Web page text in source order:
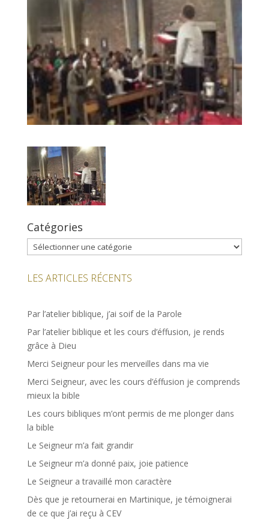
Catégories
Catégories
LES ARTICLES RÉCENTS
Par l’atelier biblique, j’ai soif de la Parole
Par l’atelier biblique et les cours d’éffusion, je rends
grâce à Dieu
Merci Seigneur pour les merveilles dans ma vie
Merci Seigneur, avec les cours d’éffusion je comprends
mieux la bible
Les cours bibliques m’ont permis de me plonger dans
la bible
Le Seigneur m’a fait grandir
Le Seigneur m’a donné paix, joie patience
Le Seigneur a travaillé mon caractère
Dès que je retournerai en Martinique, je témoignerai
de ce que j’ai reçu à CEV